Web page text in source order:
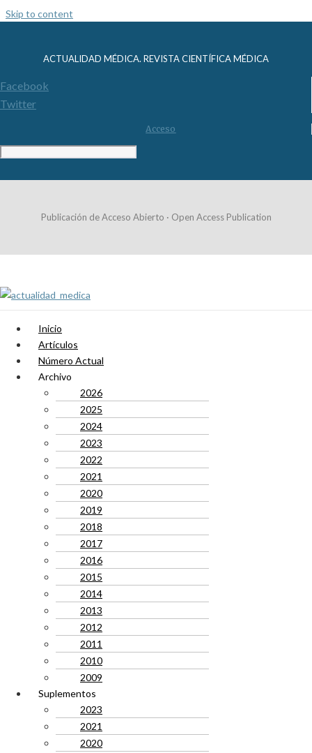
Skip to content
ACTUALIDAD MÉDICA. REVISTA CIENTÍFICA MÉDICA
Facebook
Twitter
Acceso
Publicación de Acceso Abierto · Open Access Publication
Inicio
Artículos
Número Actual
Archivo
2026
2025
2024
2023
2022
2021
2020
2019
2018
2017
2016
2015
2014
2013
2012
2011
2010
2009
Suplementos
2023
2021
2020